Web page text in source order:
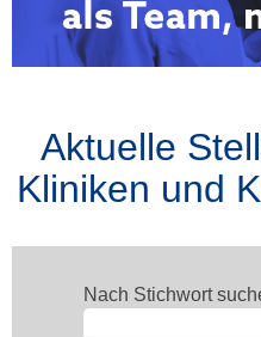
Aktuelle
Kliniken und
Nach Stichwort